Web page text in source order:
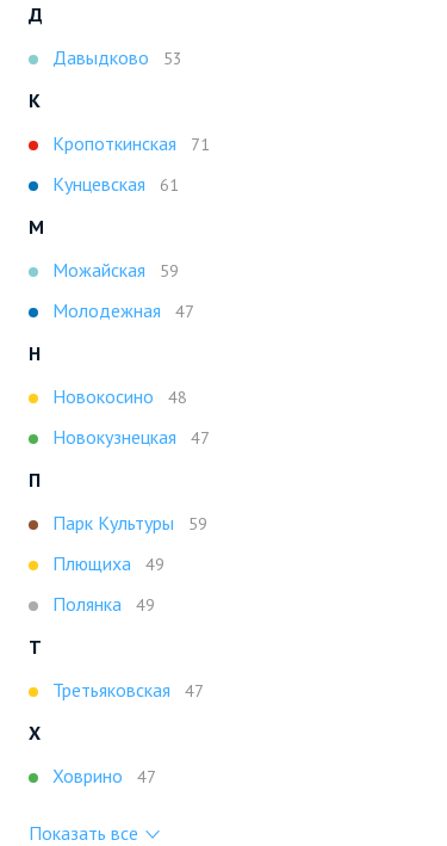
Д
Давыдково
53
К
Кропоткинская
71
Кунцевская 61
М
Можайская
59
Молодежная 47
Н
Новокосино
48
Новокузнецкая 47
П
Парк Культуры
59
Плющиха 49
Полянка 49
Т
Третьяковская
47
Х
Ховрино
47
Показать все